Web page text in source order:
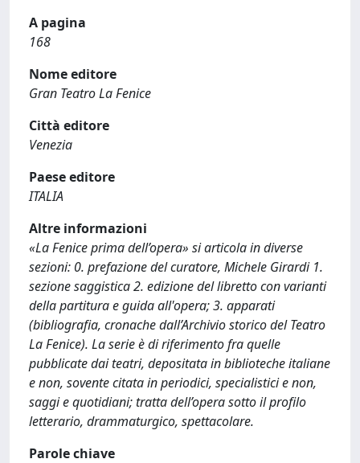
A pagina
168
Nome editore
Gran Teatro La Fenice
Città editore
Venezia
Paese editore
ITALIA
Altre informazioni
«La Fenice prima dell’opera» si articola in diverse
sezioni: 0. prefazione del curatore, Michele Girardi 1.
sezione saggistica 2. edizione del libretto con varianti
della partitura e guida all'opera; 3. apparati
(bibliografia, cronache dall’Archivio storico del Teatro
La Fenice). La serie è di riferimento fra quelle
pubblicate dai teatri, depositata in biblioteche italiane
e non, sovente citata in periodici, specialistici e non,
saggi e quotidiani; tratta dell’opera sotto il profilo
letterario, drammaturgico, spettacolare.
Parole chiave